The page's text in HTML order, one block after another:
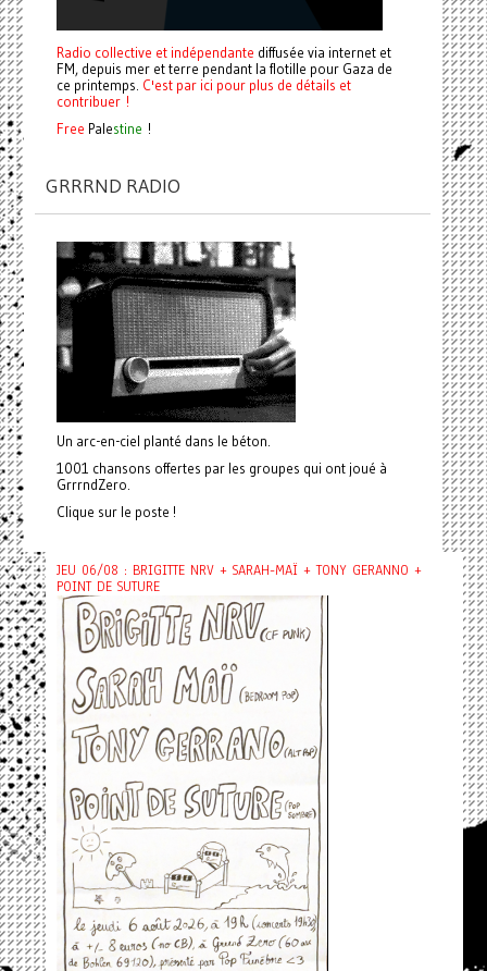
Radio collective et indépendante diffusée via internet et
FM, depuis mer et terre pendant la flotille pour Gaza de
ce printemps. C'est par ici pour plus de détails et
contribuer !
Free Palestine !
GRRRND RADIO
Un arc-en-ciel planté dans le béton.
1001 chansons offertes par les groupes qui ont joué à
GrrrndZero.
Clique sur le poste !
JEU 06/08 : BRIGITTE NRV + SARAH-MAÏ + TONY GERANNO +
POINT DE SUTURE